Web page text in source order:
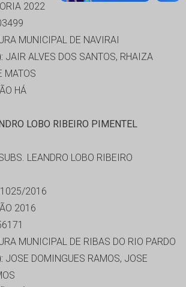
2022
MUNICIPAL DE NAVIRAI
JAIR ALVES DOS SANTOS, RHAIZA
MATOS
HÁ
LOBO RIBEIRO PIMENTEL
LEANDRO LOBO RIBEIRO
2016
2016
MUNICIPAL DE RIBAS DO RIO PARDO
JOSE DOMINGUES RAMOS, JOSE